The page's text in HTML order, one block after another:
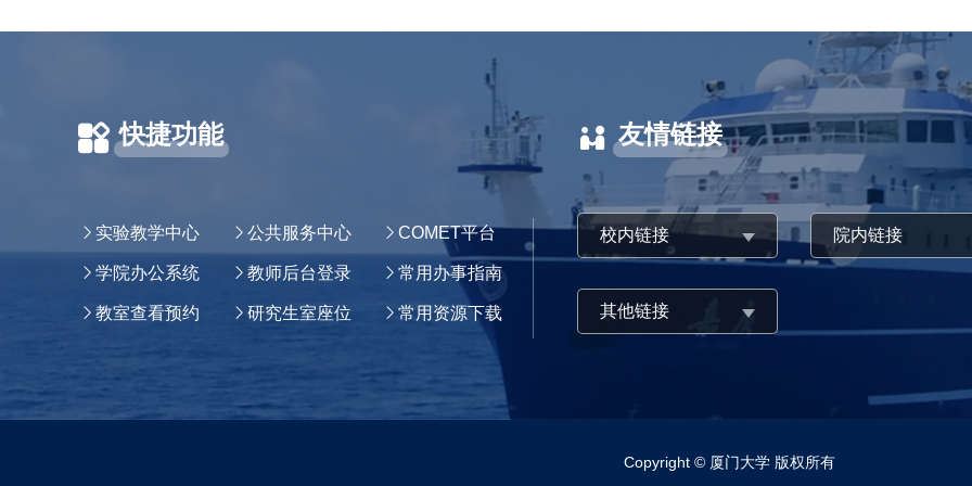
快捷功能
实验教学中心 公共服务中心 COMET平台
学院办公系统 教师后台登录 常用办事指南
教室查看预约 研究生室座位 常用资源下载
友情链接
校内链接 院内链接
其他链接
Copyright © 厦门大学 版权所有